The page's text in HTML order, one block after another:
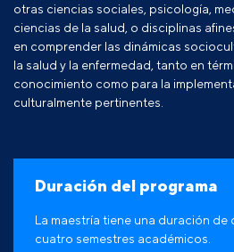
otras ciencias sociales, psicología,
ciencias de la salud, o disciplinas
en comprender las dinámicas
la salud y la enfermedad, tanto en
conocimiento como para la
culturalmente pertinentes.
Duración del programa
La maestría tiene una duración de
cuatro semestres académicos.